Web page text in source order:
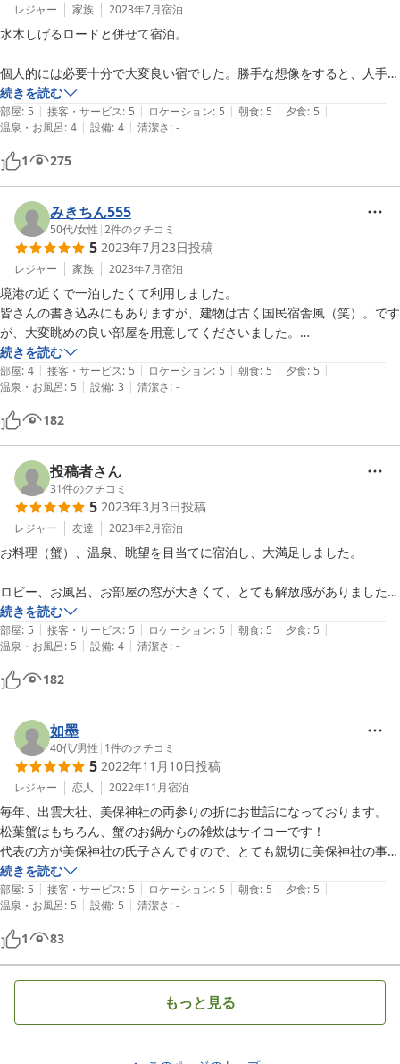
2018-06-18
レジャー 家族 2023年7月宿泊
水木しげるロードと併せて宿泊。
個人的には必要十分で大変良い宿でした。勝手な想像をすると、人手不
足と設備老朽化の中、いろいろ選択と集中をされたように見えた宿でし
た。ただ、諦めたと思われるところは私は気にならないし、力を残した
ところは私の嗜好には合っていました。
・古い建物で全体的にいろいろと古め。エレベーター等なし。掃除はき
ちんとされています。
・露天風呂は休止中。(予約ページにきちんと案内はありました。)
・売店は無く自販機のみ。
が特に気にならないなら良い宿だと思います。
宿の方も少人数ながら良い対応です。料理は始めから全て出ているスタ
イルで、天ぷら等の後から出るタイプの料理は無かったです。ただ、最
近人手不足か、他の宿で中居さんが全然来なかったり、冷めた料理を持
ってくることがよくあったので、割り切ってこのスタイルの方が良いと
感じました。
料理はこのスタイルでおいしく食べられる料理ばかりでとても良かった
です。
個人的には、露天風呂も復活されて、Wi-Fiもあるともう文句はありま
せん。
続きを読む
部屋: 5 | 接客・サービス: 5 | ロケーション: 5 | 朝食: 5 | 夕食: 5 |
温泉・お風呂: 4 | 設備: 4 | 清潔さ: -
1 275
みきちん555
50代/女性 |2件のクチコミ
5 2023年7月23日投稿
レジャー 家族 2023年7月宿泊
境港の近くで一泊したくて利用しました。
皆さんの書き込みにもありますが、建物は古く国民宿舎風（笑）。です
が、大変眺めの良い部屋を用意してくださいました。
量控え目プランでしたが、お魚、お肉も含まれたコースで、量も満足、
美味しかったです。
なにより、オーナーさんが大変ご親切で、美保神社の毎朝の祭事の参拝
をすすめてくださるなど（是非行くべき！）いろいろ教えてくださいま
した。
お安く泊まりたい方には、コスパのいい宿。ほっこりしたい方向けか
な。
続きを読む
部屋: 4 | 接客・サービス: 5 | ロケーション: 5 | 朝食: 5 | 夕食: 5 |
温泉・お風呂: 5 | 設備: 3 | 清潔さ: -
182
投稿者さん
31件のクチコミ
5 2023年3月3日投稿
レジャー 友達 2023年2月宿泊
お料理（蟹）、温泉、眺望を目当てに宿泊し、大満足しました。
ロビー、お風呂、お部屋の窓が大きくて、とても解放感がありました。
晴れていれば大山が見えるそうで、宿泊当日が曇り空だったのが残念で
した。
大きな蟹丸ごと一匹を剥きながら夢中で食べました。
他にもお魚一尾丸ごとの煮つけや牛肉など、おなか一杯に美味しくいた
だきました。
温泉は同行者には熱すぎたようですが、私は熱い湯が好きなので、複数
回入りました。
大きな湯船に手足を伸ばしてのんびり浸かり、寝るときまで体のポカポ
カが続きました。
宿のご主人がとても親切で、教えていただいた境港の市場で干しかれい
を買いました。
ありがとうございました。
エレベーター、WiFiなどがないということは、宿のウェブサイトに明記
してあり納得して宿泊したので、マイナス評価にはなりませんでした。
続きを読む
部屋: 5 | 接客・サービス: 5 | ロケーション: 5 | 朝食: 5 | 夕食: 5 |
温泉・お風呂: 5 | 設備: 4 | 清潔さ: -
182
如墨
40代/男性 | 1件のクチコミ
5 2022年11月10日投稿
レジャー 恋人 2022年11月宿泊
毎年、出雲大社、美保神社の両参りの折にお世話になっております。
松葉蟹はもちろん、蟹のお鍋からの雑炊はサイコーです！
代表の方が美保神社の氏子さんですので、とても親切に美保神社の事を
教えてくださります。美保神社に来られる折は是非とも六社参りを！
また、来年もお世話になります！
温泉はお肌ツルツルです。
続きを読む
部屋: 5 | 接客・サービス: 5 | ロケーション: 5 | 朝食: 5 | 夕食: 5 |
温泉・お風呂: 5 | 設備: 5 | 清潔さ: -
1 83
もっと見る